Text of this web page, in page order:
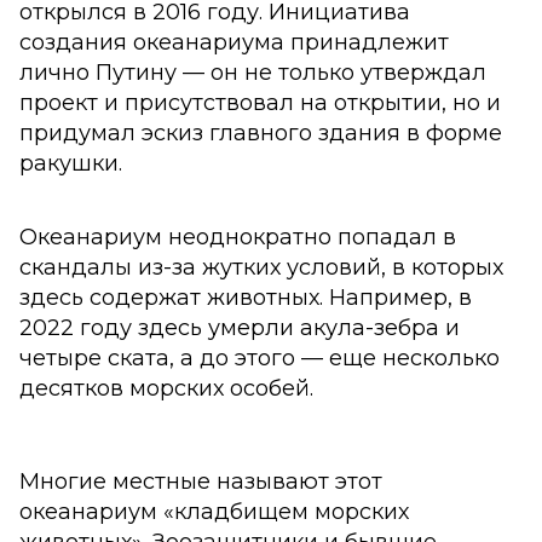
открылся в 2016 году. Инициатива
создания океанариума принадлежит
лично Путину — он не только утверждал
проект и присутствовал на открытии, но и
придумал эскиз главного здания в форме
ракушки.
Океанариум неоднократно попадал в
скандалы из-за жутких условий, в которых
здесь содержат животных. Например, в
2022 году здесь умерли акула-зебра и
четыре ската, а до этого — еще несколько
десятков морских особей.
Многие местные называют этот
океанариум «кладбищем морских